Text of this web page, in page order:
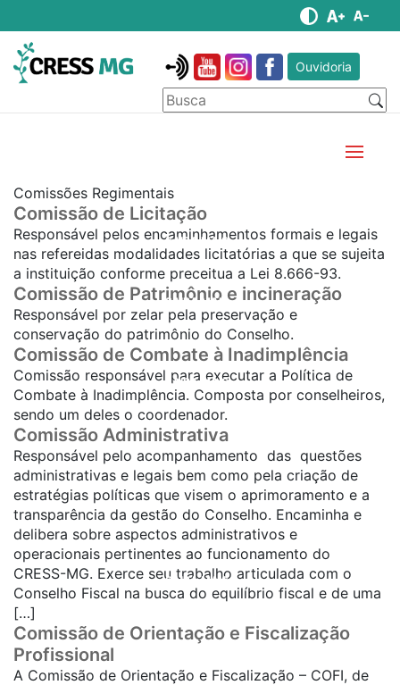
Ouvidoria
Comissões Regimentais
Comissão de Licitação
Responsável pelos encaminhamentos formais e legais
nas refereidas modalidades licitatórias a que se sujeita
a instituição conforme preceitua a Lei 8.666-93.
SAIBA MAIS...
Comissão de Patrimônio e incineração
Responsável por zelar pela preservação e
conservação do patrimônio do Conselho.
SAIBA MAIS...
Comissão de Combate à Inadimplência
Comissão responsável para executar a Política de
Combate à Inadimplência. Composta por conselheiros,
sendo um deles o coordenador.
SAIBA MAIS...
Comissão Administrativa
Responsável pelo acompanhamento das questões
administrativas e legais bem como pela criação de
estratégias políticas que visem o aprimoramento e a
transparência da gestão do Conselho. Encaminha e
delibera sobre aspectos administrativos e
operacionais pertinentes ao funcionamento do
CRESS-MG. Exerce seu trabalho articulada com o
Conselho Fiscal na busca do equilíbrio fiscal e de uma
[…]
SAIBA MAIS...
Comissão de Orientação e Fiscalização
Profissional
A Comissão de Orientação e Fiscalização – COFI, de